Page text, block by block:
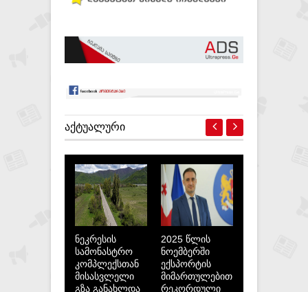
ᲐᲥᲢᲣᲐᲚᲣᲠᲘ
ნეკრესის
სამონასტრო
კომპლექსთან
მისასვლელი
გზა განახლდა
2025 წლის
ნოემბერში
ექსპორტის
მიმართულებით
რეკორდული